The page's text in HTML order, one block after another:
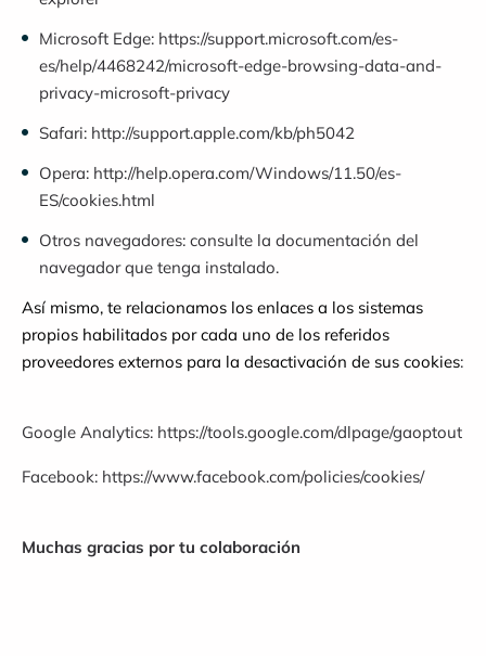
Microsoft Edge: https://support.microsoft.com/es-
es/help/4468242/microsoft-edge-browsing-data-and-
privacy-microsoft-privacy
Safari: http://support.apple.com/kb/ph5042
Opera: http://help.opera.com/Windows/11.50/es-
ES/cookies.html
Otros navegadores: consulte la documentación del
navegador que tenga instalado.
Así mismo, te relacionamos los enlaces a los sistemas
propios habilitados por cada uno de los referidos
proveedores externos para la desactivación de sus cookies:
Google Analytics: https://tools.google.com/dlpage/gaoptout
Facebook: https://www.facebook.com/policies/cookies/
Muchas gracias por tu colaboración